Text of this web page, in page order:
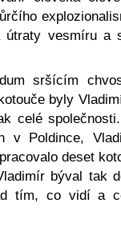
vesmíru a
sršícím
byly
celé
v Poldince,
deset
býval tak
tím, co vidí a